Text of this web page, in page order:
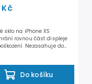
Do košíku
sklo na iPhone XS
rovnou část displeje
Nezasahuje do